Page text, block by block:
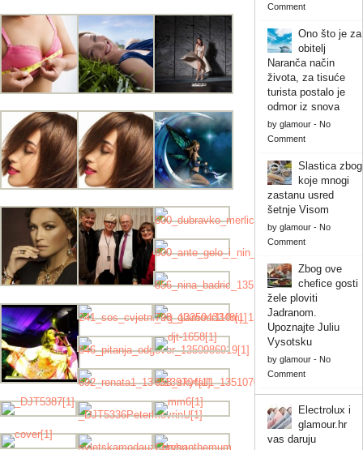
Comment
Ono što je za
obitelj
Naranča način
života, za tisuće
turista postalo je
odmor iz snova
by glamour- No
Comment
Slastica zbog
koje mnogi
zastanu usred
šetnje Visom
by glamour- No
Comment
Zbog ove
chefice gosti
žele ploviti
Jadranom.
Upoznajte Juliu
Vysotsku
by glamour- No
Comment
Electrolux i
glamour.hr
vas daruju